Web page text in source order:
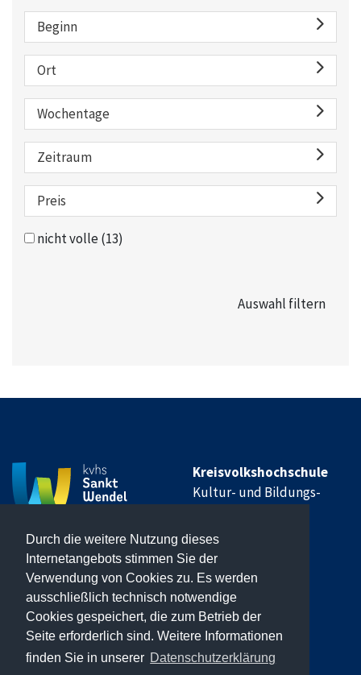
Durch die weitere Nutzung dieses
Internetangebots stimmen Sie der
Verwendung von Cookies zu. Es werden
ausschließlich technisch notwendige
Cookies gespeichert, die zum Betrieb der
Seite erforderlich sind. Weitere Informationen
finden Sie in unserer Datenschutzerklärung
Beginn
Ort
Wochentage
Zeitraum
Preis
nicht volle(13)
Kreisvolkshochschule
Kultur- und Bildungs-
Werschweilerstr. 14
66606 St. Wendel
→Impressum
→Datenschutzerklärung
→Widerruf erklären